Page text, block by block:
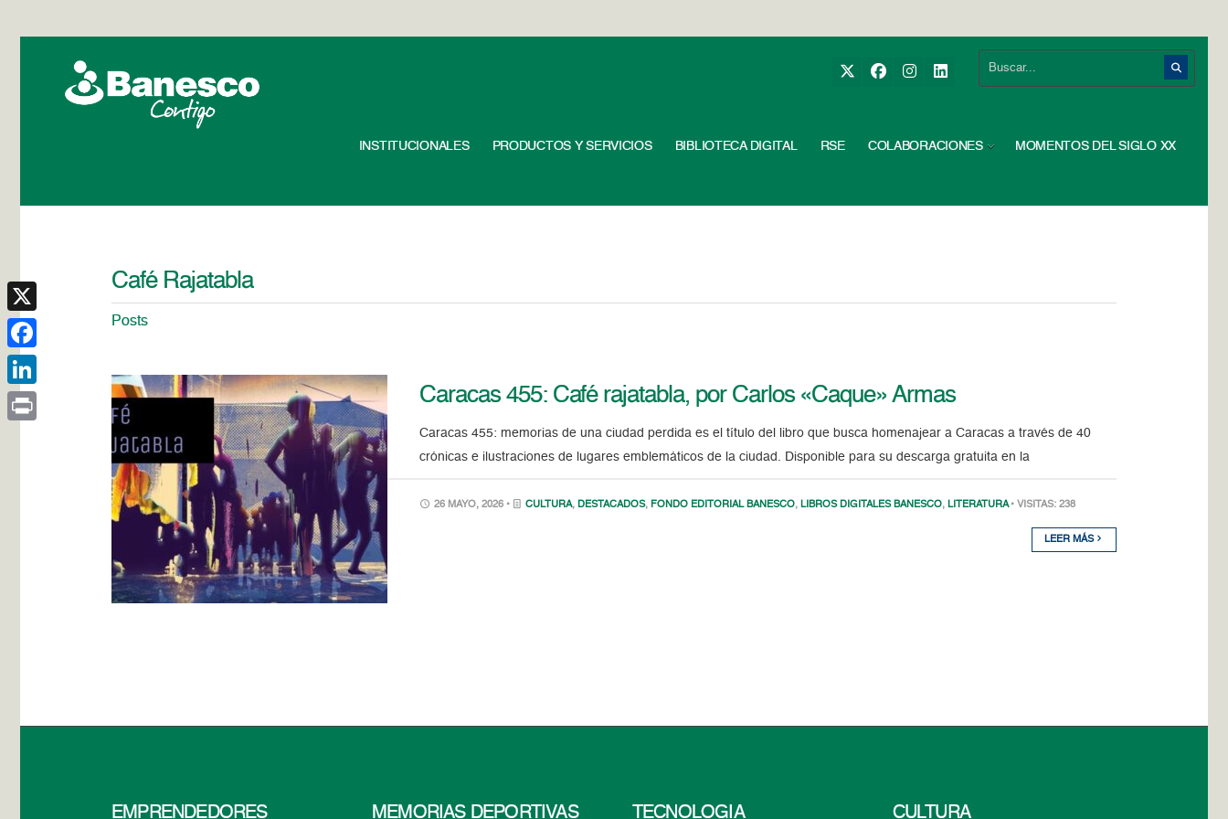
INSTITUCIONALES PRODUCTOS Y SERVICIOS BIBLIOTECA DIGITAL RSE COLABORACIONES MOMENTOS DEL SIGLO XX
Café Rajatabla
Posts
Caracas 455: Café rajatabla, por Carlos «Caque» Armas
Caracas 455: memorias de una ciudad perdida es el título del libro que busca homenajear a Caracas a través de 40
crónicas e ilustraciones de lugares emblemáticos de la ciudad. Disponible para su descarga gratuita en la
26 MAYO, 2026 • CULTURA, DESTACADOS, FONDO EDITORIAL BANESCO, LIBROS DIGITALES BANESCO, LITERATURA • VISITAS: 238
LEER MÁS
EMPRENDEDORES MEMORIAS DEPORTIVAS TECNOLOGÍA CULTURA
X
Facebook
LinkedIn